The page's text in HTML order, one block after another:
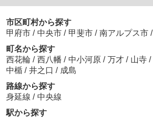
市区町村から探す
甲府市 / 中央市 / 甲斐市 / 南アルプス市 /
町名から探す
西花輪 / 西八幡 / 中小河原 / 万才 / 山寺 /
中楯 / 井之口 / 成島
路線から探す
身延線 / 中央線
駅から探す